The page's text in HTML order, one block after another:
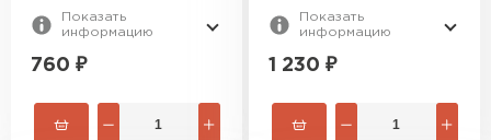
Показать
информацию
760 ₽
Показать
информацию
1 230 ₽